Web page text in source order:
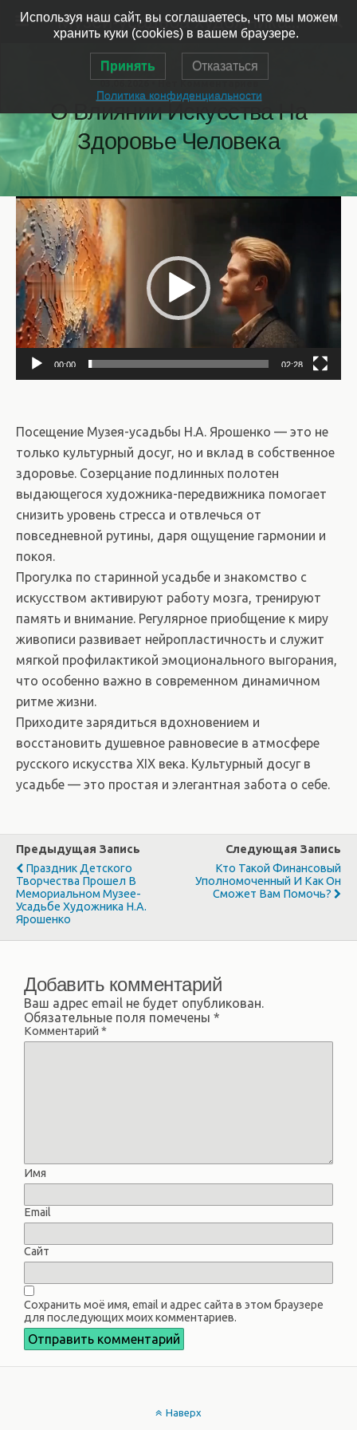
Музей-усадьба художника Ярошенко
03.06.2026 • Нет Комментариев
О Влиянии Искусства На
Здоровье Человека
00:00 02:28
Посещение Музея-усадьбы Н.А. Ярошенко — это не
только культурный досуг, но и вклад в собственное
здоровье. Созерцание подлинных полотен
выдающегося художника-передвижника помогает
снизить уровень стресса и отвлечься от
повседневной рутины, даря ощущение гармонии и
покоя.
Прогулка по старинной усадьбе и знакомство с
искусством активируют работу мозга, тренируют
память и внимание. Регулярное приобщение к миру
живописи развивает нейропластичность и служит
мягкой профилактикой эмоционального выгорания,
что особенно важно в современном динамичном
ритме жизни.
Приходите зарядиться вдохновением и
восстановить душевное равновесие в атмосфере
русского искусства XIX века. Культурный досуг в
усадьбе — это простая и элегантная забота о себе.
Предыдущая Запись
Праздник Детского
Творчества Прошел В
Мемориальном Музее-
Усадьбе Художника Н.А.
Ярошенко
Следующая Запись
Кто Такой Финансовый
Уполномоченный И Как Он
Сможет Вам Помочь?
Добавить комментарий
Ваш адрес email не будет опубликован.
Обязательные поля помечены *
Комментарий *
Имя
Email
Сайт
Сохранить моё имя, email и адрес сайта в этом браузере
для последующих моих комментариев.
Наверх
Используя наш сайт, вы соглашаетесь, что мы можем
хранить куки (cookies) в вашем браузере.
Принять Отказаться
Политика конфиденциальности